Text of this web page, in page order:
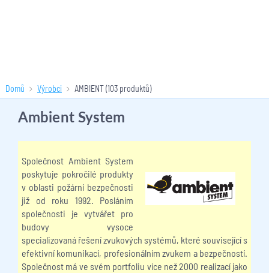
Domů Výrobci AMBIENT(103 produktů)
Ambient System
Společnost Ambient System
poskytuje pokročilé produkty
v oblasti požární bezpečnosti
již od roku 1992. Posláním
společnosti je vytvářet pro
budovy vysoce
specializovaná řešení zvukových systémů, které související s
efektivní komunikací, profesionálním zvukem a bezpečností.
Společnost má ve svém portfoliu více než 2000 realizací jako